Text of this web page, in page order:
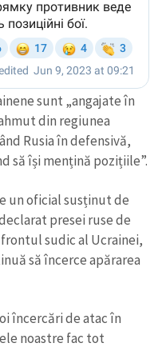
sunt „angajate în
din regiunea
Rusia în defensivă,
să își mențină pozițiile”.
un oficial susținut de
presei ruse de
sudic al Ucrainei,
să încerce apărarea
încercări de atac în
noastre fac tot